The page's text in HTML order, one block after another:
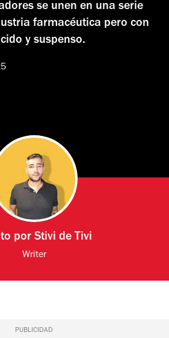
se unen en una serie
farmacéutica pero con
y suspenso.
porStivi de Tivi
Writer
PUBLICIDAD